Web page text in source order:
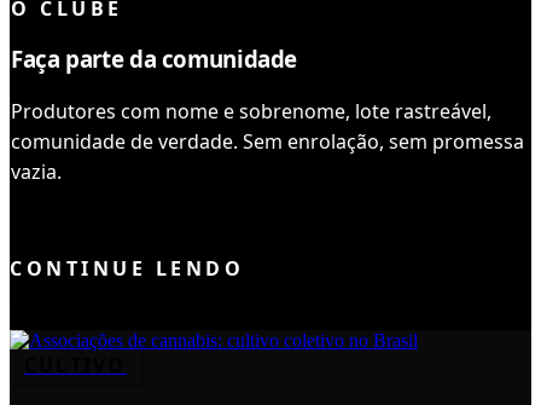
O CLUBE
Faça parte da comunidade
Produtores com nome e sobrenome, lote rastreável,
comunidade de verdade. Sem enrolação, sem promessa
vazia.
CONTINUE LENDO